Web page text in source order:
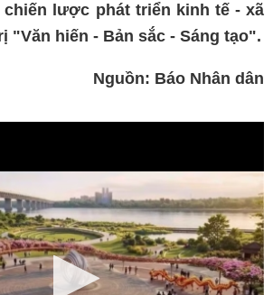
lược phát triển kinh tế - xã
"Văn hiến - Bản sắc - Sáng tạo".
Nguồn: Báo Nhân dân